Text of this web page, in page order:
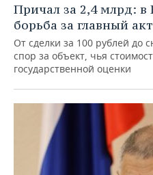
Причал за 2,4 млрд: в
борьба за главный
От сделки за 100 рублей до
спор за объект, чья
государственной оценки